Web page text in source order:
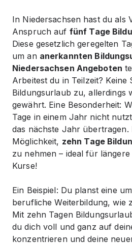
In Niedersachsen hast du als
Anspruch auf fünf Tage
Diese gesetzlich geregelten
um an anerkannten
Niedersachsen Angeboten
Arbeitest du in Teilzeit?
Bildungsurlaub zu, allerdings
gewährt. Eine Besonderheit:
Tage in einem Jahr nicht
das nächste Jahr übertragen.
Möglichkeit, zehn Tage
zu nehmen – ideal für
Kurse!
Ein Beispiel: Du planst eine
berufliche Weiterbildung, wie
Mit zehn Tagen
du dich voll und ganz auf
konzentrieren und deine